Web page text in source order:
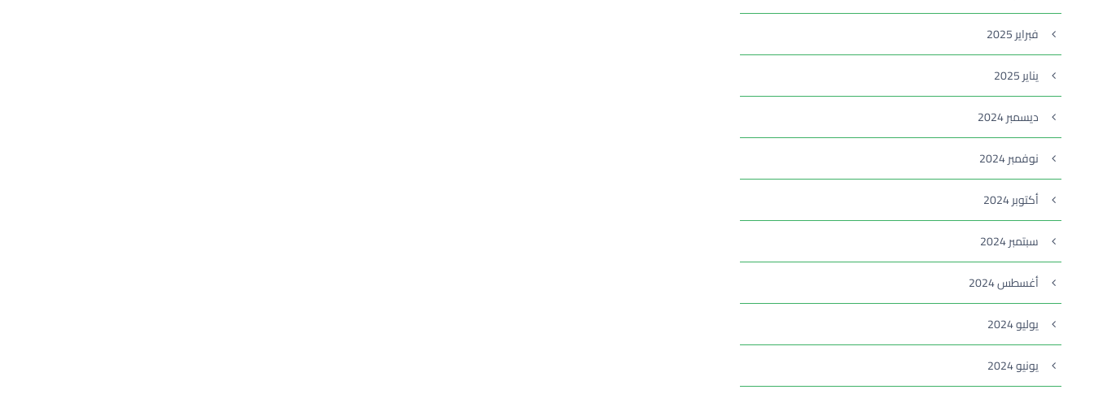
فبراير 2025
يناير 2025
ديسمبر 2024
نوفمبر 2024
أكتوبر 2024
سبتمبر 2024
أغسطس 2024
يوليو 2024
يونيو 2024